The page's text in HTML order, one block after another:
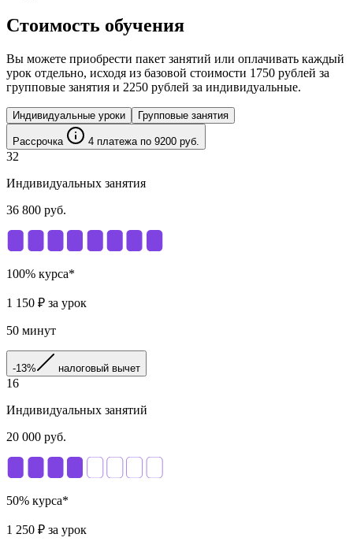
Стоимость обучения
Вы можете приобрести пакет занятий или оплачивать каждый
урок отдельно, исходя из базовой стоимости 1750 рублей за
групповые занятия и 2250 рублей за индивидуальные.
Индивидуальные уроки Групповые занятия
Рассрочка 4 платежa по 9200 руб.
32
Индивидуальных занятия
36 800 руб.
100% курса*
1 150 ₽ за урок
50 минут
-13% налоговый вычет
16
Индивидуальных занятий
20 000 руб.
50% курса*
1 250 ₽ за урок